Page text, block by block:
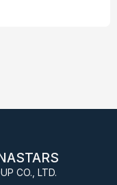
CO., LTD.